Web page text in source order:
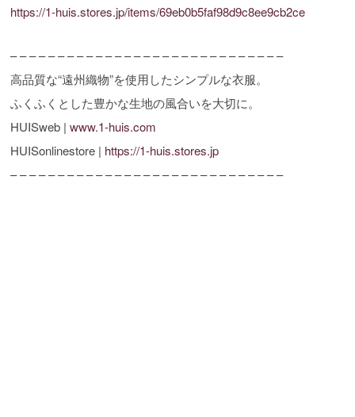
https://1-huis.stores.jp/items/69eb0b5faf98d9c8ee9cb2ce
– – – – – – – – – – – – – – – – – – – – – – – – – – – – –
高品質な“遠州織物”を使用したシンプルな衣服。
ふくふくとした豊かな生地の風合いを大切に。
HUISweb |www.1-huis.com
HUISonlinestore | https://1-huis.stores.jp
– – – – – – – – – – – – – – – – – – – – – – – – – – – – –